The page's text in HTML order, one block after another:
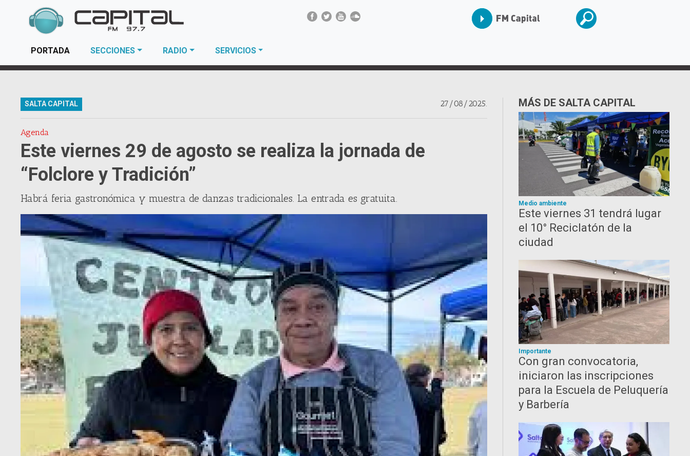
PORTADA(current)SECCIONES RADIO SERVICIOS
27/08/2025.
SALTA CAPITAL
Agenda
Este viernes 29 de agosto se realiza la jornada de
“Folclore y Tradición”
Habrá feria gastronómica y muestra de danzas tradicionales. La entrada es gratuita.
MÁS DE SALTA CAPITAL
Medio ambiente
Este viernes 31 tendrá lugar
el 10° Reciclatón de la
ciudad
Importante
Con gran convocatoria,
iniciaron las inscripciones
para la Escuela de Peluquería
y Barbería